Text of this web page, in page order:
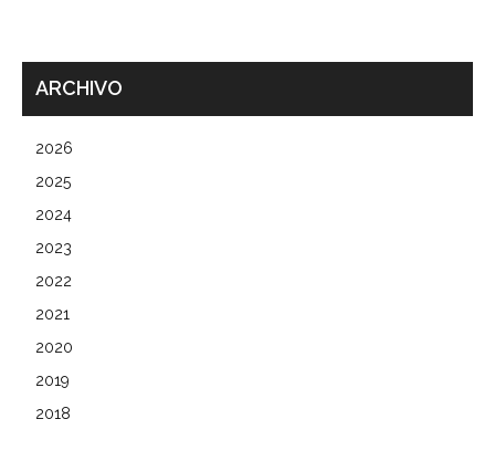
ARCHIVO
2026
2025
2024
2023
2022
2021
2020
2019
2018